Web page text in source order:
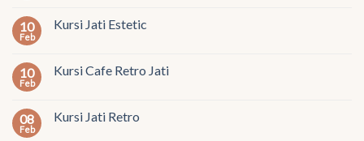
10
Feb
Kursi Jati Estetic
10
Feb
Kursi Cafe Retro Jati
08
Feb
Kursi Jati Retro